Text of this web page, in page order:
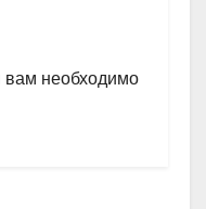
и
вам необходимо